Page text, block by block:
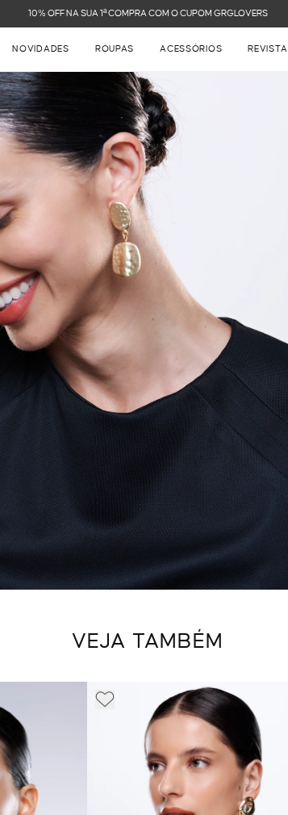
FRETE GRÁTIS NAS COMPRAS ACIMA DE R$ 899
NOVIDADES ROUPAS ACESSÓRIOS REVISTA
VEJA TAMBÉM